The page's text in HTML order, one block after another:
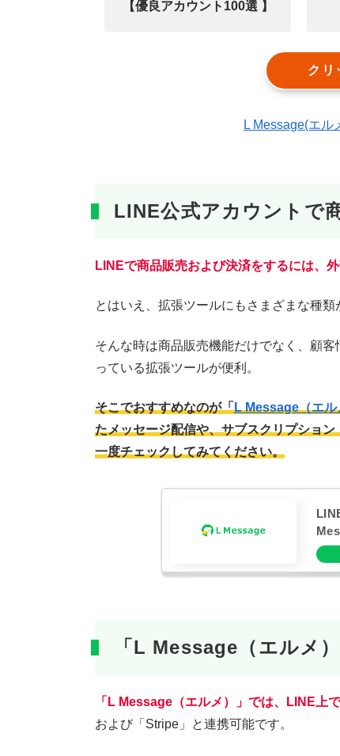
【優良アカウント100選 】
クリ
L Message(エル
LINE公式アカウントで
LINEで商品販売および決済をするには、
とはいえ、拡張ツールにもさまざまな種
そんな時は商品販売機能だけでなく、顧
っている拡張ツールが便利。
そこでおすすめなのが「L Message（エル
たメッセージ配信や、サブスクリプショ
一度チェックしてみてください。
「L Message（エルメ
「L Message（エルメ）」では、LINE上
および「Stripe」と連携可能です。